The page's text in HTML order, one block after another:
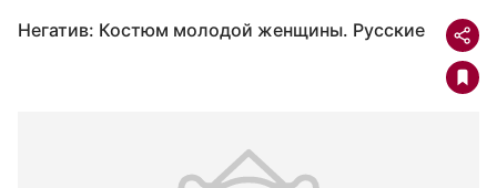
Негатив: Костюм молодой женщины. Русские